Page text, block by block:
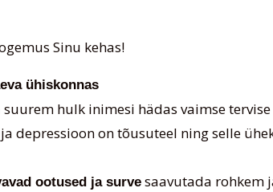
Sinu kehas!
ühiskonnas
hulk inimesi hädas vaimse tervise
depressioon on tõusuteel ning selle
ootused ja survesaavutada rohkem